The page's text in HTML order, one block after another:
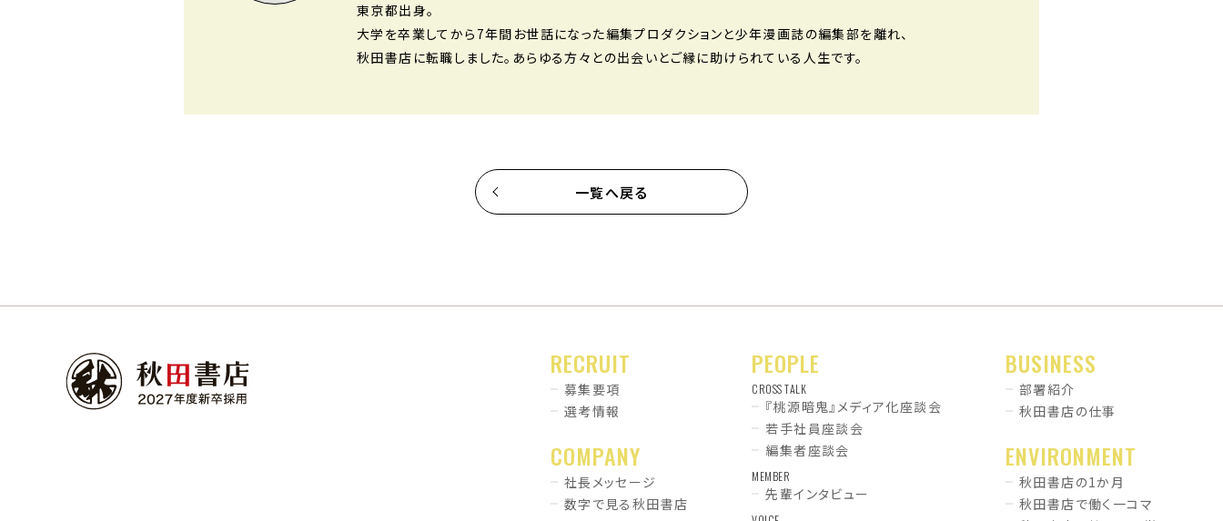
東京都出身。
大学を卒業してから7年間お世話になった編集プロダクションと少年漫画誌の編集部を離れ、
秋田書店に転職しました。あらゆる方々との出会いとご縁に助けられている人生です。
一覧へ戻る
RECRUIT
募集要項
選考情報
COMPANY
社長メッセージ
数字で見る秋田書店
PEOPLE
CROSS TALK
『桃源暗鬼』メディア化座談会
若手社員座談会
編集者座談会
MEMBER
先輩インタビュー
BUSINESS
部署紹介
秋田書店の仕事
ENVIRONMENT
秋田書店の1か月
秋田書店で働く一コマ